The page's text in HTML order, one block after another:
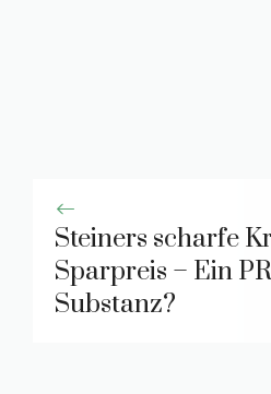
Steiners scharfe
Sparpreis – Ein
Substanz?